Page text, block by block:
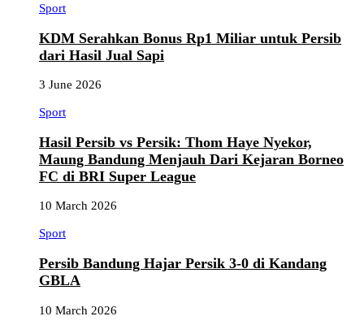
Sport
KDM Serahkan Bonus Rp1 Miliar untuk Persib
dari Hasil Jual Sapi
3 June 2026
Sport
Hasil Persib vs Persik: Thom Haye Nyekor,
Maung Bandung Menjauh Dari Kejaran Borneo
FC di BRI Super League
10 March 2026
Sport
Persib Bandung Hajar Persik 3-0 di Kandang
GBLA
10 March 2026